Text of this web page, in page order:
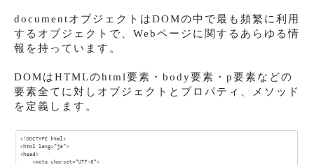
documentオブジェクトはDOMの中で最も頻繁に利用
するオブジェクトで、Webページに関するあらゆる情
報を持っています。
DOMはHTMLのhtml要素・body要素・p要素などの
要素全てに対しオブジェクトとプロパティ、メソッド
を定義します。